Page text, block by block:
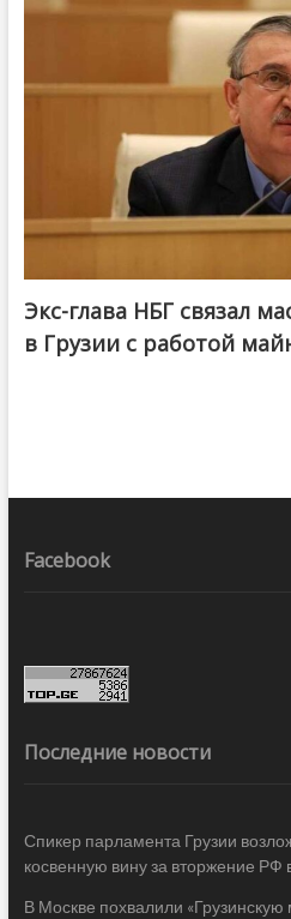
Экс-глава НБГ связал
в Грузии с работой
Facebook
Последние новости
Спикер парламента Грузии
косвенную вину за вторжение РФ
В Москве похвалили